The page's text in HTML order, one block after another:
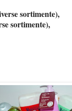
sortimente),
sortimente),